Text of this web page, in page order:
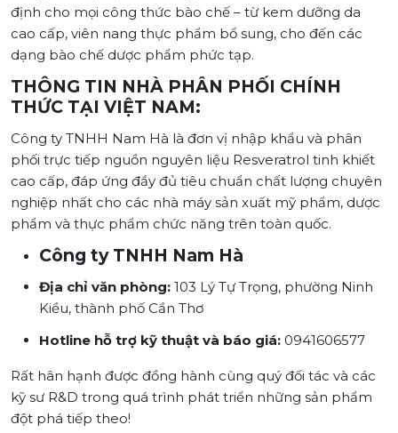
định cho mọi công thức bào chế – từ kem dưỡng da
cao cấp, viên nang thực phẩm bổ sung, cho đến các
dạng bào chế dược phẩm phức tạp.
THÔNG TIN NHÀ PHÂN PHỐI CHÍNH
THỨC TẠI VIỆT NAM:
Công ty TNHH Nam Hà là đơn vị nhập khẩu và phân
phối trực tiếp nguồn nguyên liệu Resveratrol tinh khiết
cao cấp, đáp ứng đầy đủ tiêu chuẩn chất lượng chuyên
nghiệp nhất cho các nhà máy sản xuất mỹ phẩm, dược
phẩm và thực phẩm chức năng trên toàn quốc.
Công ty TNHH Nam Hà
Địa chỉ văn phòng: 103 Lý Tự Trọng, phường Ninh
Kiều, thành phố Cần Thơ
Hotline hỗ trợ kỹ thuật và báo giá: 0941606577
Rất hân hạnh được đồng hành cùng quý đối tác và các
kỹ sư R&D trong quá trình phát triển những sản phẩm
đột phá tiếp theo!